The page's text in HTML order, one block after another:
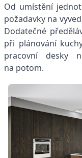
Od umístění
požadavky na
Dodatečné
při plánování
pracovní desky
na potom.